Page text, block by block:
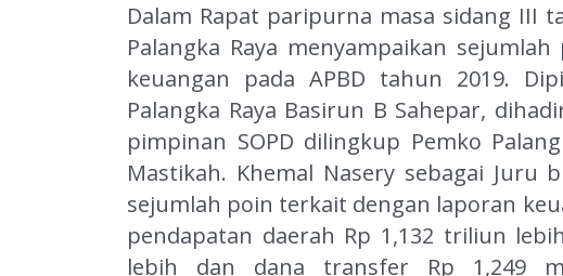
Dalam Rapat paripurna masa sidang III
Palangka Raya menyampaikan
keuangan pada APBD tahun 2019.
Palangka Raya Basirun B Sahepar,
pimpinan SOPD dilingkup Pemko
Mastikah. Khemal Nasery sebagai Juru
sejumlah poin terkait dengan laporan
pendapatan daerah Rp 1,132 triliun
lebih dan dana transfer Rp 1,249